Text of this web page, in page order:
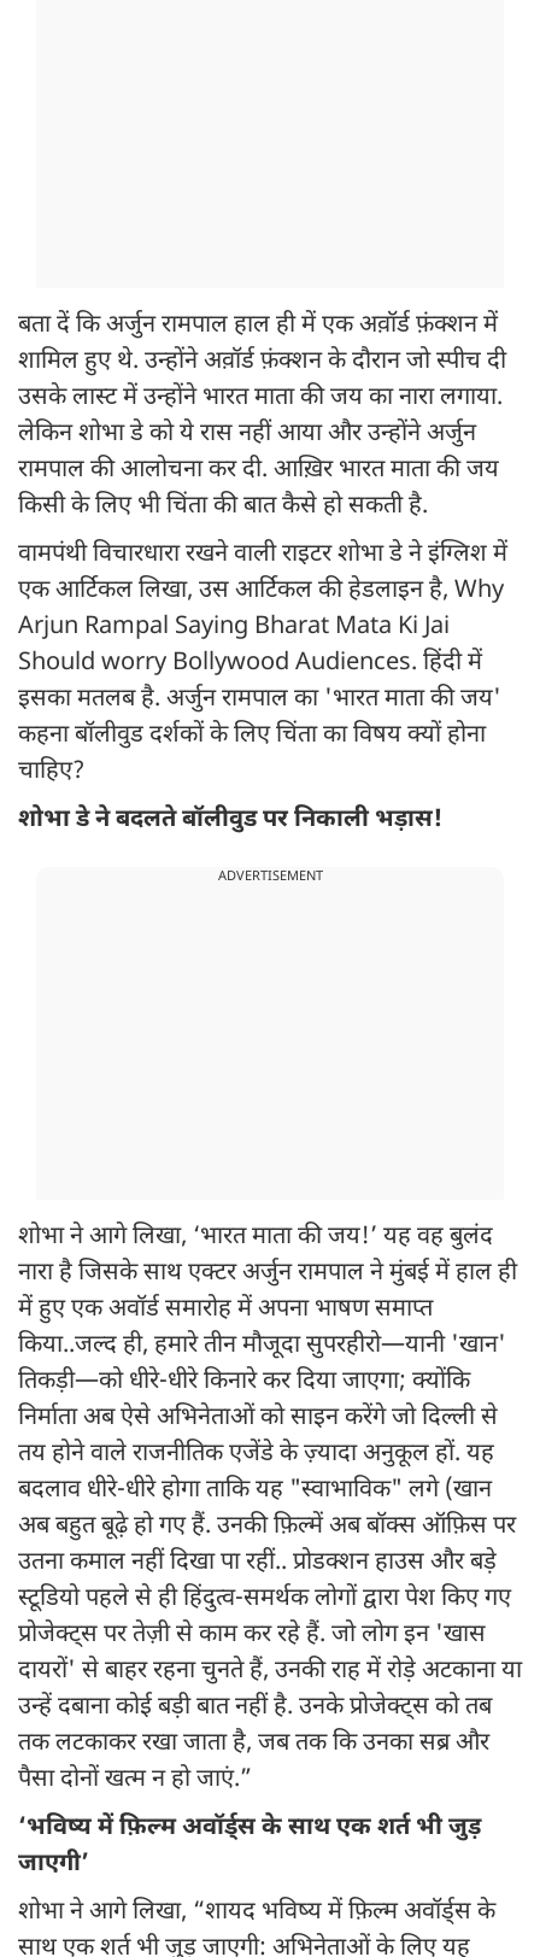
बता दें कि अर्जुन रामपाल हाल ही में एक अव़ॉर्ड फ़ंक्शन में
शामिल हुए थे. उन्होंने अव़ॉर्ड फ़ंक्शन के दौरान जो स्पीच दी
उसके लास्ट में उन्होंने भारत माता की जय का नारा लगाया.
लेकिन शोभा डे को ये रास नहीं आया और उन्होंने अर्जुन
रामपाल की आलोचना कर दी. आख़िर भारत माता की जय
किसी के लिए भी चिंता की बात कैसे हो सकती है.
वामपंथी विचारधारा रखने वाली राइटर शोभा डे ने इंग्लिश में
एक आर्टिकल लिखा, उस आर्टिकल की हेडलाइन है, Why
Arjun Rampal Saying Bharat Mata Ki Jai
Should worry Bollywood Audiences. हिंदी में
इसका मतलब है. अर्जुन रामपाल का 'भारत माता की जय'
कहना बॉलीवुड दर्शकों के लिए चिंता का विषय क्यों होना
चाहिए?
शोभा डे ने बदलते बॉलीवुड पर निकाली भड़ास!
ADVERTISEMENT
शोभा ने आगे लिखा, ‘भारत माता की जय!’ यह वह बुलंद
नारा है जिसके साथ एक्टर अर्जुन रामपाल ने मुंबई में हाल ही
में हुए एक अवॉर्ड समारोह में अपना भाषण समाप्त
किया..जल्द ही, हमारे तीन मौजूदा सुपरहीरो—यानी 'खान'
तिकड़ी—को धीरे-धीरे किनारे कर दिया जाएगा; क्योंकि
निर्माता अब ऐसे अभिनेताओं को साइन करेंगे जो दिल्ली से
तय होने वाले राजनीतिक एजेंडे के ज़्यादा अनुकूल हों. यह
बदलाव धीरे-धीरे होगा ताकि यह "स्वाभाविक" लगे (खान
अब बहुत बूढ़े हो गए हैं. उनकी फ़िल्में अब बॉक्स ऑफ़िस पर
उतना कमाल नहीं दिखा पा रहीं.. प्रोडक्शन हाउस और बड़े
स्टूडियो पहले से ही हिंदुत्व-समर्थक लोगों द्वारा पेश किए गए
प्रोजेक्ट्स पर तेज़ी से काम कर रहे हैं. जो लोग इन 'खास
दायरों' से बाहर रहना चुनते हैं, उनकी राह में रोड़े अटकाना या
उन्हें दबाना कोई बड़ी बात नहीं है. उनके प्रोजेक्ट्स को तब
तक लटकाकर रखा जाता है, जब तक कि उनका सब्र और
पैसा दोनों खत्म न हो जाएं.”
‘भविष्य में फ़िल्म अवॉर्ड्स के साथ एक शर्त भी जुड़
जाएगी’
शोभा ने आगे लिखा, “शायद भविष्य में फ़िल्म अवॉर्ड्स के
साथ एक शर्त भी जुड़ जाएगी: अभिनेताओं के लिए यह